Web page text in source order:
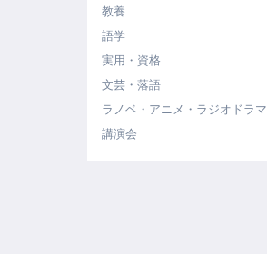
教養
語学
実用・資格
文芸・落語
ラノベ・アニメ・ラジオドラマ
講演会